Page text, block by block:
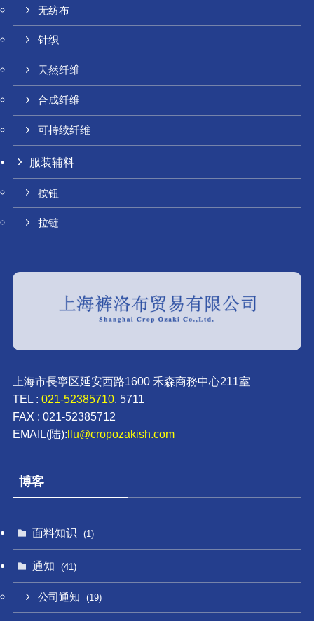
无纺布
针织
天然纤维
合成纤维
可持续纤维
服装辅料
按钮
拉链
上海市長寧区延安西路1600 禾森商務中心211室
TEL : 021-52385710, 5711
FAX : 021-52385712
EMAIL(陆):llu@cropozakish.com
博客
面料知识 (1)
通知 (41)
公司通知 (19)